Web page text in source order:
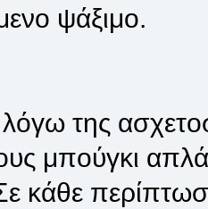
ψάξιμο.
λόγω της
μπούγκι
κάθε